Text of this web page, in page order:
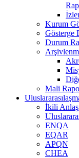
Kurum
Gösterge
Durum
Mali
İkili
ENQA
EQAR
APQN
CHEA